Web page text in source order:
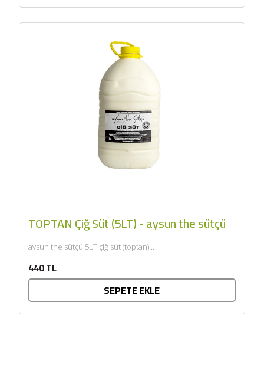
TOPTAN Çiğ Süt (5LT) - aysun the sütçü
aysun the sütçü 5LT çiğ süt (toptan)...
440 TL
SEPETE EKLE